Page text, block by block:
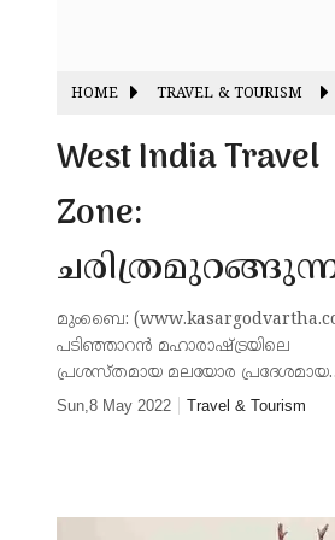
HOME TRAVEL & TOURISM
West India Travel
Zone:
കോട്ടകളും
ഗുഹകളും;
മുംബൈ:
പടിഞ്ഞാറന്‍ മഹാരാഷ്ട്രയിലെ
പ്രശസ്തമായ മലയോര പ്രദേശമായ
ലോണാവാലയില്‍ ആകര്‍ഷകമായ
Sun,8 May 2022 Travel & Tourism